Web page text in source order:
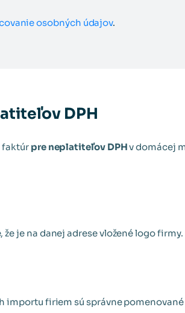
osobných údajov.
DPH
faktúr pre neplatiteľov DPHv domácej
je na danej adrese vložené logo firmy.
importu firiem sú správne pomenované